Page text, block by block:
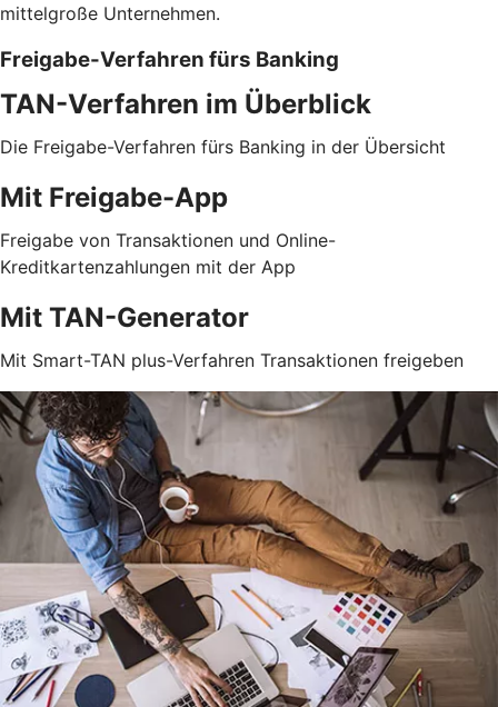
mittelgroße Unternehmen.
Freigabe-Verfahren fürs Banking
TAN-Verfahren im Überblick
Die Freigabe-Verfahren fürs Banking in der Übersicht
Mit Freigabe-App
Freigabe von Transaktionen und Online-
Kreditkartenzahlungen mit der App
Mit TAN-Generator
Mit Smart-TAN plus-Verfahren Transaktionen freigeben